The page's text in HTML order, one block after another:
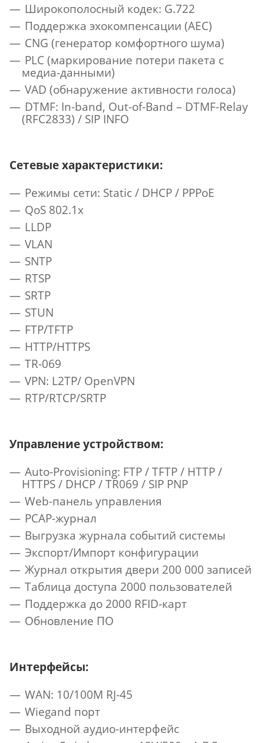
Широкополосный кодек: G.722
Поддержка эхокомпенсации (AEC)
CNG (генератор комфортного шума)
PLC (маркирование потери пакета с
медиа-данными)
VAD (обнаружение активности голоса)
DTMF: In-band, Out-of-Band – DTMF-Relay
(RFC2833) / SIP INFO
Сетевые характеристики:
Режимы сети: Static / DHCP / PPPoE
QoS 802.1х
LLDP
VLAN
SNTP
RTSP
SRTP
STUN
FTP/TFTP
HTTP/HTTPS
TR-069
VPN: L2TP/ OpenVPN
RTP/RTCP/SRTP
Управление устройством:
Auto-Provisioning: FTP / TFTP / HTTP /
HTTPS / DHCP / TR069 / SIP PNP
Web-панель управления
PCAP-журнал
Выгрузка журнала событий системы
Экспорт/Импорт конфигурации
Журнал открытия двери 200 000 записей
Таблица доступа 2000 пользователей
Поддержка до 2000 RFID-карт
Обновление ПО
Интерфейсы:
WAN: 10/100М RJ-45
Wiegand порт
Выходной аудио-интерфейс